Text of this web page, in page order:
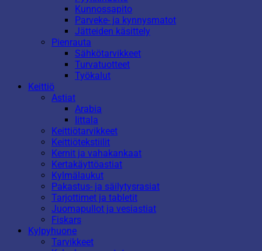
Kunnossapito
Parveke- ja kynnysmatot
Jätteiden käsittely
Pienrauta
Sähkötarvikkeet
Turvatuotteet
Työkalut
Keittiö
Astiat
Arabia
Iittala
Keittiötarvikkeet
Keittiötekstiilit
Kernit ja vahakankaat
Kertakäyttöastiat
Kylmälaukut
Pakastus- ja säilytysrasiat
Tarjottimet ja tabletit
Juomapullot ja vesiastiat
Fiskars
Kylpyhuone
Tarvikkeet